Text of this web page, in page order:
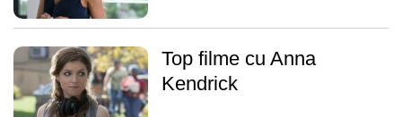
Top filme cu Anna
Kendrick